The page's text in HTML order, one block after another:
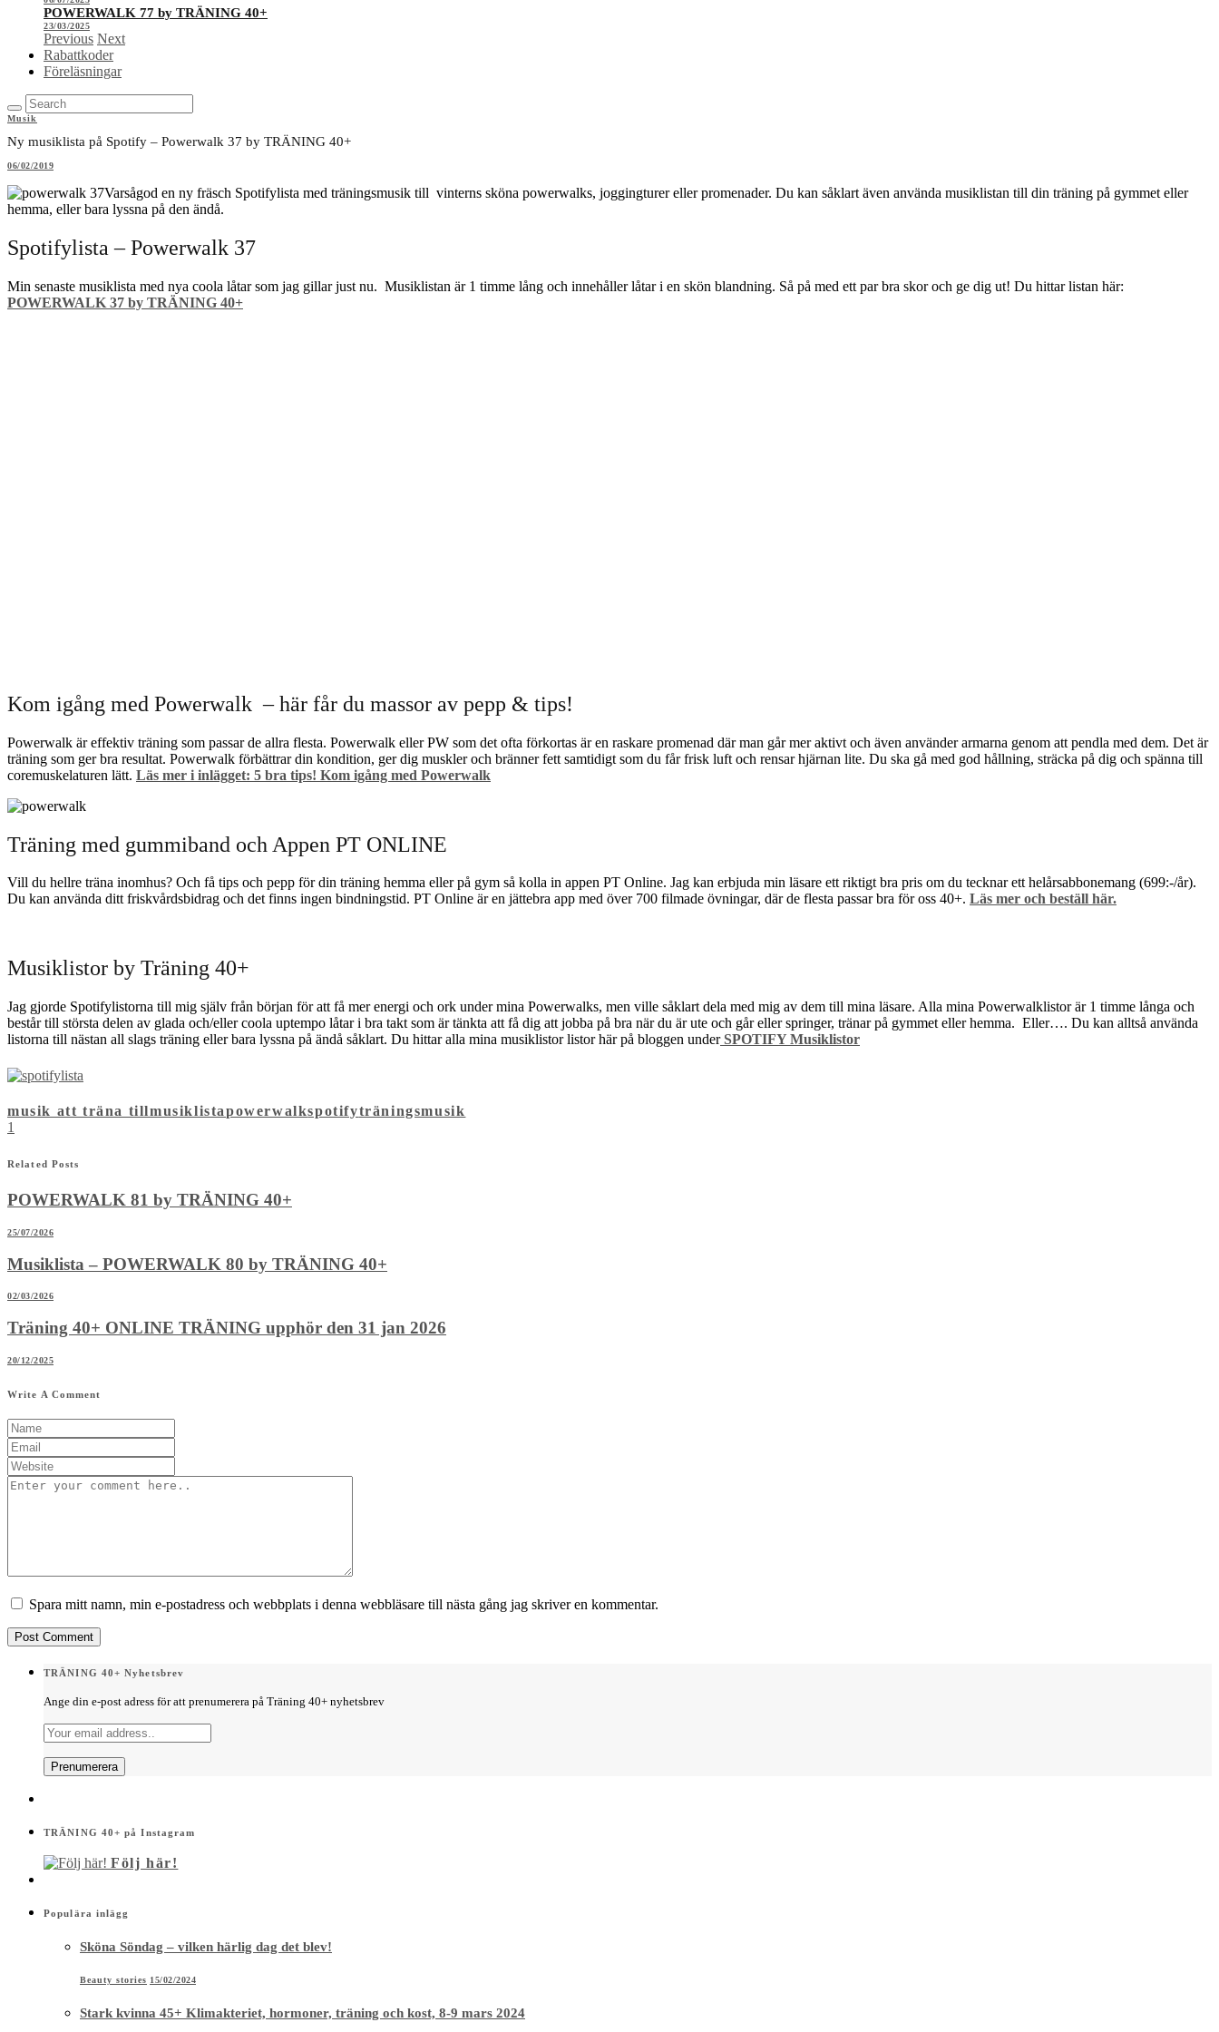
POWERWALK 77 by TRÄNING 40+
23/03/2025
Previous Next
Rabattkoder
Föreläsningar
Musik
Ny musiklista på Spotify – Powerwalk 37 by TRÄNING 40+
06/02/2019
Varsågod en ny fräsch Spotifylista med träningsmusik till vinterns sköna powerwalks, joggingturer eller promenader. Du kan såklart även använda musiklistan till din träning på gymmet eller
hemma, eller bara lyssna på den ändå.
Spotifylista – Powerwalk 37
Min senaste musiklista med nya coola låtar som jag gillar just nu. Musiklistan är 1 timme lång och innehåller låtar i en skön blandning. Så på med ett par bra skor och ge dig ut! Du hittar listan här:
POWERWALK 37 by TRÄNING 40+
Kom igång med Powerwalk – här får du massor av pepp & tips!
Powerwalk är effektiv träning som passar de allra flesta. Powerwalk eller PW som det ofta förkortas är en raskare promenad där man går mer aktivt och även använder armarna genom att pendla med dem. Det är
träning som ger bra resultat. Powerwalk förbättrar din kondition, ger dig muskler och bränner fett samtidigt som du får frisk luft och rensar hjärnan lite. Du ska gå med god hållning, sträcka på dig och spänna till
coremuskelaturen lätt. Läs mer i inlägget: 5 bra tips! Kom igång med Powerwalk
Träning med gummiband och Appen PT ONLINE
Vill du hellre träna inomhus? Och få tips och pepp för din träning hemma eller på gym så kolla in appen PT Online. Jag kan erbjuda min läsare ett riktigt bra pris om du tecknar ett helårsabbonemang (699:-/år).
Du kan använda ditt friskvårdsbidrag och det finns ingen bindningstid. PT Online är en jättebra app med över 700 filmade övningar, där de flesta passar bra för oss 40+. Läs mer och beställ här.
Musiklistor by Träning 40+
Jag gjorde Spotifylistorna till mig själv från början för att få mer energi och ork under mina Powerwalks, men ville såklart dela med mig av dem till mina läsare. Alla mina Powerwalklistor är 1 timme långa och
består till största delen av glada och/eller coola uptempo låtar i bra takt som är tänkta att få dig att jobba på bra när du är ute och går eller springer, tränar på gymmet eller hemma. Eller…. Du kan alltså använda
listorna till nästan all slags träning eller bara lyssna på ändå såklart. Du hittar alla mina musiklistor listor här på bloggen under SPOTIFY Musiklistor
musik att träna tillmusiklistapowerwalkspotifyträningsmusik
1
Related Posts
POWERWALK 81 by TRÄNING 40+
25/07/2026
Musiklista – POWERWALK 80 by TRÄNING 40+
02/03/2026
Träning 40+ ONLINE TRÄNING upphör den 31 jan 2026
20/12/2025
Write A Comment
Spara mitt namn, min e-postadress och webbplats i denna webbläsare till nästa gång jag skriver en kommentar.
TRÄNING 40+ Nyhetsbrev
Ange din e-post adress för att prenumerera på Träning 40+ nyhetsbrev
TRÄNING 40+ på Instagram
Följ här!
Populära inlägg
Sköna Söndag – vilken härlig dag det blev!
Beauty stories 15/02/2024
Stark kvinna 45+ Klimakteriet, hormoner, träning och kost, 8-9 mars 2024